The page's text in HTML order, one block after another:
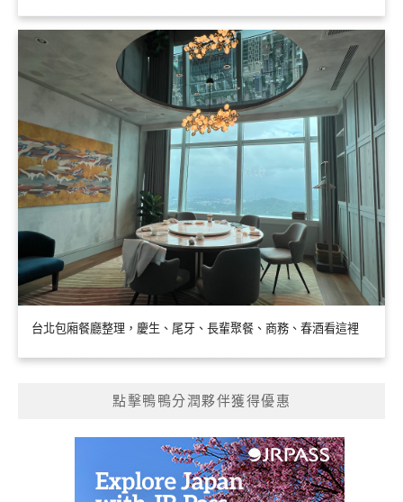
台北包廂餐廳整理，慶生、尾牙、長輩聚餐、商務、春酒看這裡
點擊鴨鴨分潤夥伴獲得優惠